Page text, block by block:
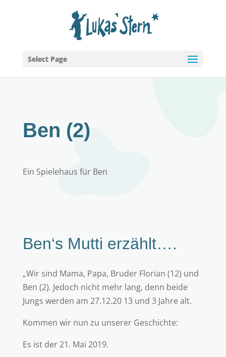
Select Page
Ben (2)
Ein Spielehaus für Ben
Ben‘s Mutti erzählt….
„Wir sind Mama, Papa, Bruder Florian (12) und
Ben (2). Jedoch nicht mehr lang, denn beide
Jungs werden am 27.12.20 13 und 3 Jahre alt.
Kommen wir nun zu unserer Geschichte:
Es ist der 21. Mai 2019.